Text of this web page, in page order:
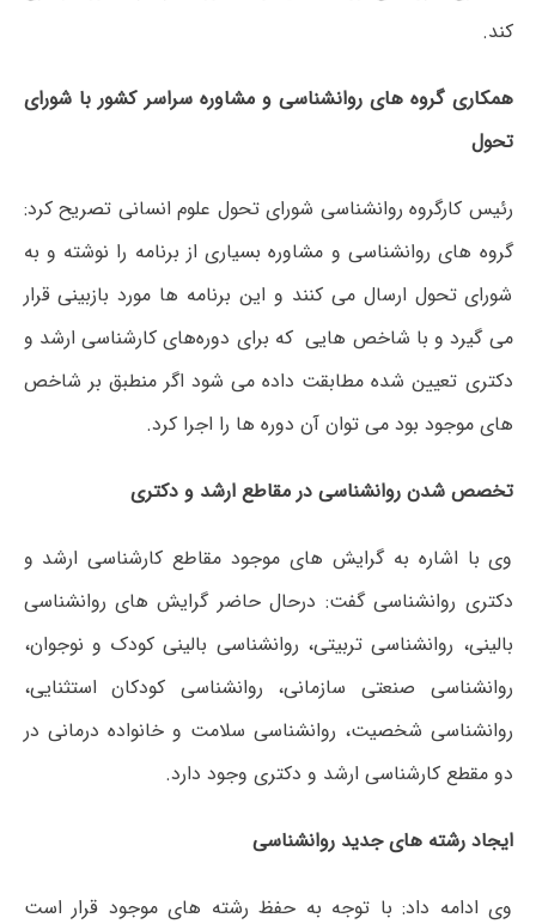
کند.
همکاری گروه های روانشناسی و مشاوره سراسر کشور با شورای
تحول
رئیس کارگروه روانشناسی شورای تحول علوم انسانی تصریح کرد:
گروه های روانشناسی و مشاوره بسیاری از برنامه را نوشته و به
شورای تحول ارسال می کنند و این برنامه ها مورد بازبینی قرار
می گیرد و با شاخص هایی که برای دوره‌های کارشناسی ارشد و
دکتری تعیین شده مطابقت داده می شود اگر منطبق بر شاخص
های موجود بود می توان آن دوره ها را اجرا کرد.
تخصص شدن روانشناسی در مقاطع ارشد و دکتری
وی با اشاره به گرایش های موجود مقاطع کارشناسی ارشد و
دکتری روانشناسی گفت: درحال حاضر گرایش های روانشناسی
بالینی، روانشناسی تربیتی، روانشناسی بالینی کودک و نوجوان،
روانشناسی صنعتی سازمانی، روانشناسی کودکان استثنایی،
روانشناسی شخصیت، روانشناسی سلامت و خانواده درمانی در
دو مقطع کارشناسی ارشد و دکتری وجود دارد.
ایجاد رشته های جدید روانشناسی
وی ادامه داد: با توجه به حفظ رشته های موجود قرار است